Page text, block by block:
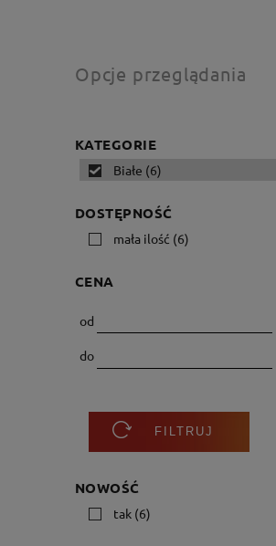
Opcje przeglądania
KATEGORIE
Białe (6)
DOSTĘPNOŚĆ
mała ilość (6)
CENA
od
do
FILTRUJ
NOWOŚĆ
tak (6)